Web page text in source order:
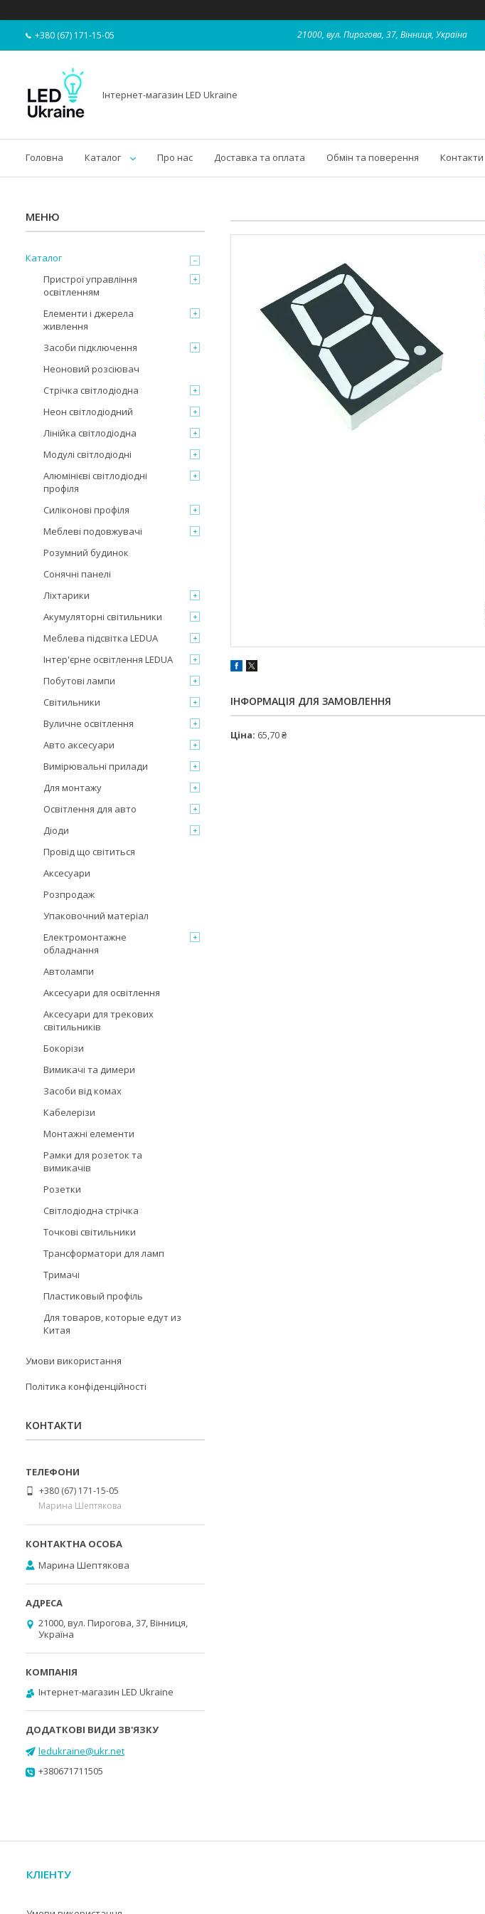
+380 (67) 171-15-05 21000, вул. Пирогова, 37, Вінниця, Україна
Інтернет-магазин LED Ukraine
Головна Каталог Про нас Доставка та оплата Обмін та поверення Контакти
ІНФОРМАЦІЯ ДЛЯ ЗАМОВЛЕННЯ
Ціна: 65,70 ₴
Каталог
Пристрої управління
освітленням
Елементи і джерела
живлення
Засоби підключення
Неоновий розсіювач
Стрічка світлодіодна
Неон світлодіодний
Лінійка світлодіодна
Модулі світлодіодні
Алюмінієві світлодіодні
профіля
Силіконові профіля
Меблеві подовжувачі
Розумний будинок
Сонячні панелі
Ліхтарики
Акумуляторні світильники
Меблева підсвітка LEDUA
Інтер'єрне освітлення LEDUA
Побутові лампи
Світильники
Вуличне освітлення
Авто аксесуари
Вимірювальні прилади
Для монтажу
Освітлення для авто
Діоди
Провід що світиться
Аксесуари
Розпродаж
Упаковочний матеріал
Електромонтажне
обладнання
Автолампи
Аксесуари для освітлення
Аксесуари для трекових
світильників
Бокорізи
Вимикачі та димери
Засоби від комах
Кабелерізи
Монтажні елементи
Рамки для розеток та
вимикачів
Розетки
Світлодіодна стрічка
Точкові світильники
Трансформатори для ламп
Тримачі
Пластиковый профіль
Для товаров, которые едут из
Китая
Умови використання
Політика конфіденційності
КОНТАКТИ
+380 (67) 171-15-05
Марина Шептякова
Марина Шептякова
21000, вул. Пирогова, 37, Вінниця,
Україна
Інтернет-магазин LED Ukraine
ledukraine@ukr.net
+380671711505
КЛІЕНТУ